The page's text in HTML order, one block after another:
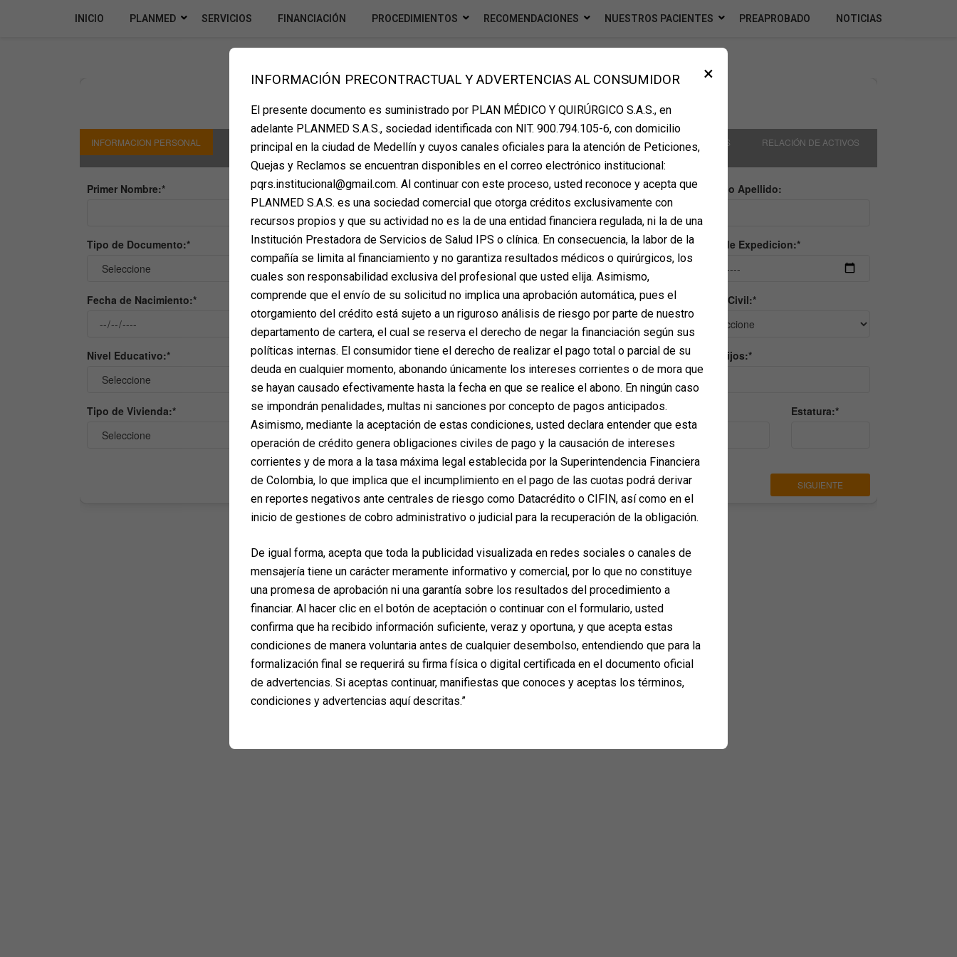
INICIO PLANMED SERVICIOS FINANCIACIÓN PROCEDIMIENTOS RECOMENDACIONES NUESTROS PACIENTES PREAPROBADO NOTICIAS
×
INFORMACIÓN PRECONTRACTUAL Y ADVERTENCIAS AL CONSUMIDOR
El presente documento es suministrado por PLAN MÉDICO Y QUIRÚRGICO S.A.S., en
adelante PLANMED S.A.S., sociedad identificada con NIT. 900.794.105-6, con domicilio
principal en la ciudad de Medellín y cuyos canales oficiales para la atención de Peticiones,
Quejas y Reclamos se encuentran disponibles en el correo electrónico institucional:
pqrs.institucional@gmail.com. Al continuar con este proceso, usted reconoce y acepta que
PLANMED S.A.S. es una sociedad comercial que otorga créditos exclusivamente con
recursos propios y que su actividad no es la de una entidad financiera regulada, ni la de una
Institución Prestadora de Servicios de Salud IPS o clínica. En consecuencia, la labor de la
compañía se limita al financiamiento y no garantiza resultados médicos o quirúrgicos, los
cuales son responsabilidad exclusiva del profesional que usted elija. Asimismo,
comprende que el envío de su solicitud no implica una aprobación automática, pues el
otorgamiento del crédito está sujeto a un riguroso análisis de riesgo por parte de nuestro
departamento de cartera, el cual se reserva el derecho de negar la financiación según sus
políticas internas. El consumidor tiene el derecho de realizar el pago total o parcial de su
deuda en cualquier momento, abonando únicamente los intereses corrientes o de mora que
se hayan causado efectivamente hasta la fecha en que se realice el abono. En ningún caso
se impondrán penalidades, multas ni sanciones por concepto de pagos anticipados.
Asimismo, mediante la aceptación de estas condiciones, usted declara entender que esta
operación de crédito genera obligaciones civiles de pago y la causación de intereses
corrientes y de mora a la tasa máxima legal establecida por la Superintendencia Financiera
de Colombia, lo que implica que el incumplimiento en el pago de las cuotas podrá derivar
en reportes negativos ante centrales de riesgo como Datacrédito o CIFIN, así como en el
inicio de gestiones de cobro administrativo o judicial para la recuperación de la obligación.
De igual forma, acepta que toda la publicidad visualizada en redes sociales o canales de
mensajería tiene un carácter meramente informativo y comercial, por lo que no constituye
una promesa de aprobación ni una garantía sobre los resultados del procedimiento a
financiar. Al hacer clic en el botón de aceptación o continuar con el formulario, usted
confirma que ha recibido información suficiente, veraz y oportuna, y que acepta estas
condiciones de manera voluntaria antes de cualquier desembolso, entendiendo que para la
formalización final se requerirá su firma física o digital certificada en el documento oficial
de advertencias. Si aceptas continuar, manifiestas que conoces y aceptas los términos,
condiciones y advertencias aquí descritas.”